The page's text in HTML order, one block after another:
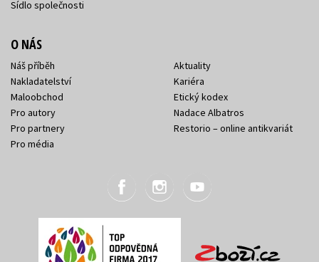
Sídlo společnosti
O NÁS
Náš příběh
Nakladatelství
Maloobchod
Pro autory
Pro partnery
Pro média
Aktuality
Kariéra
Etický kodex
Nadace Albatros
Restorio – online antikvariát